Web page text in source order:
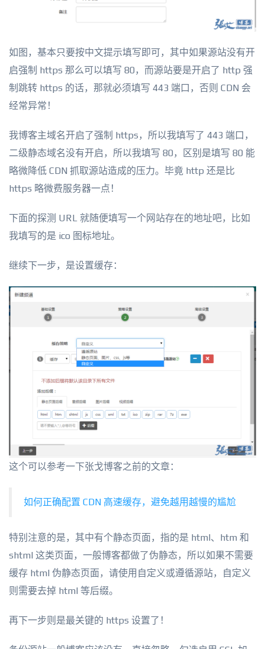
如图，基本只要按中文提示填写即可，其中如果源站没有开
启强制 https 那么可以填写 80，而源站要是开启了 http 强
制跳转 https 的话，那就必须填写 443 端口，否则 CDN 会
经常异常！
我博客主域名开启了强制 https，所以我填写了 443 端口，
二级静态域名没有开启，所以我填写 80，区别是填写 80 能
略微降低 CDN 抓取源站造成的压力。毕竟 http 还是比
https 略微费服务器一点！
下面的探测 URL 就随便填写一个网站存在的地址吧，比如
我填写的是 ico 图标地址。
继续下一步，是设置缓存：
这个可以参考一下张戈博客之前的文章：
如何正确配置 CDN 高速缓存，避免越用越慢的尴尬
特别注意的是，其中有个静态页面，指的是 html、htm 和
shtml 这类页面，一般博客都做了伪静态，所以如果不需要
缓存 html 伪静态页面，请使用自定义或遵循源站，自定义
则需要去掉 html 等后缀。
再下一步则是最关键的 https 设置了！